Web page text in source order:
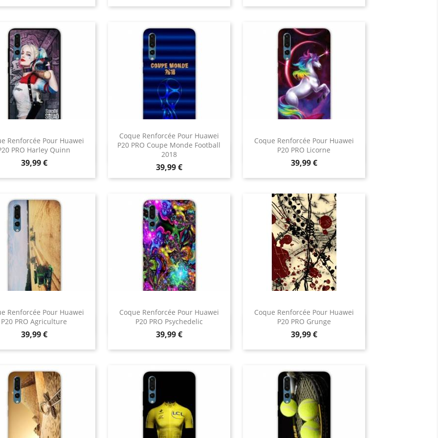
Renforcée Pour Huawei
PRO Harley Quinn
Prix
39,99 €
Aperçu rapide
Coque Renforcée Pour Huawei
P20 PRO Coupe Monde Football
2018
Prix
39,99 €
Aperçu rapide
Coque Renforcée Pour Huawei
P20 PRO Licorne
Prix
39,99 €
Aperçu rapide
Renforcée Pour Huawei
P20 PRO Agriculture
Prix
39,99 €
 Aperçu rapide
Coque Renforcée Pour Huawei
P20 PRO Psychedelic
Prix
39,99 €
 Aperçu rapide
Coque Renforcée Pour Huawei
P20 PRO Grunge
Prix
39,99 €
Aperçu rapide